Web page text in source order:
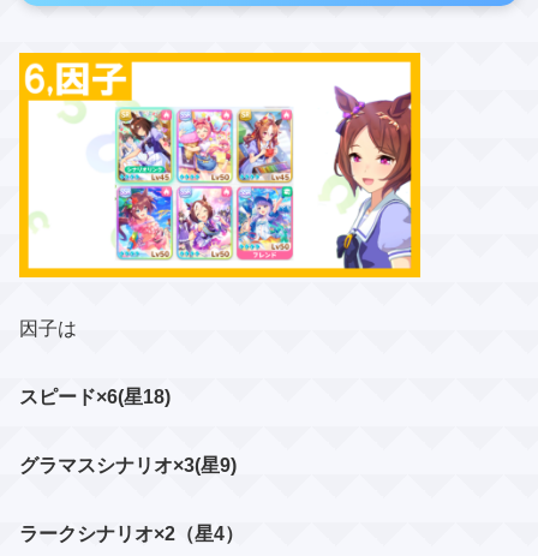
因子は
スピード×6(星18)
グラマスシナリオ×3(星9)
ラークシナリオ×2（星4）